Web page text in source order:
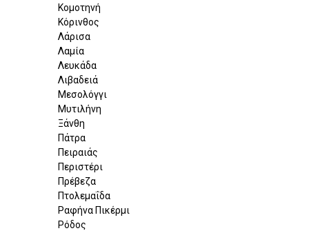
Κομοτηνή
Κόρινθος
Λάρισα
Λαμία
Λευκάδα
Λιβαδειά
Μεσολόγγι
Μυτιλήνη
Ξάνθη
Πάτρα
Πειραιάς
Περιστέρι
Πρέβεζα
Πτολεμαΐδα
Ραφήνα Πικέρμι
Ρόδος